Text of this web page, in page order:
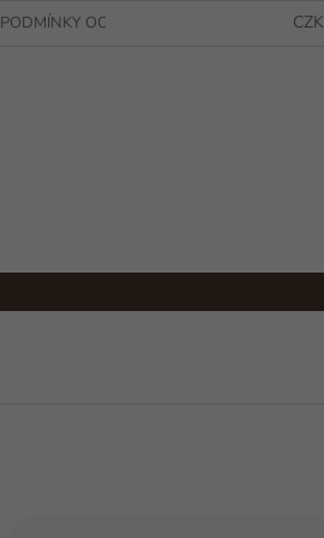
PODMÍNKY OCHRANY OSOBNÍCH ÚDAJŮCZK